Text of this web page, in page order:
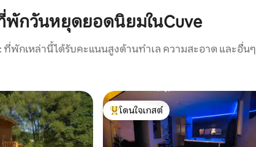
พักวันหยุดยอดนิยมในCuve
ที่พักเหล่านี้ได้รับคะแนนสูงด้านทำเล ความสะอาด และอื่นๆ
โดนใจเกสต์ที่สุด
โดนใจเกสต์